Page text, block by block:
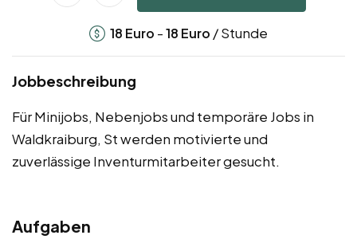
18 Euro -18 Euro / Stunde
Jobbeschreibung
Für Minijobs, Nebenjobs und temporäre Jobs in
Waldkraiburg, St werden motivierte und
zuverlässige Inventurmitarbeiter gesucht.
Aufgaben